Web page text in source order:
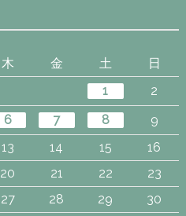
木 金 土
日
1
2
6 7 8
9
13 14 15
16
20 21 22
23
27 28 29
30